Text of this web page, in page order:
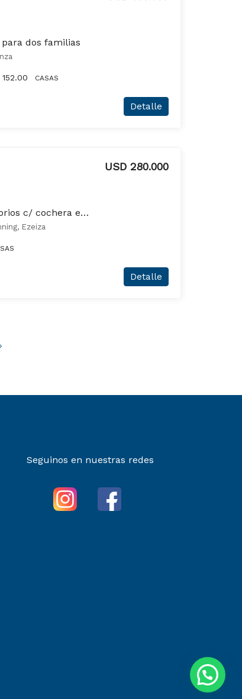
dos familias
152.00 CASAS
Detalle
Casa en venta de 3 dormitorios c/ cochera en Lares del Canning
USD 280.000
Ezeiza
Detalle
Seguinos en nuestras redes